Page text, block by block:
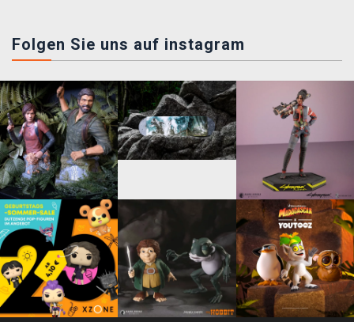
Folgen Sie uns auf instagram